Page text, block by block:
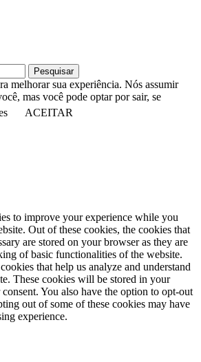
melhorar sua experiência. Nós assumir
mas você pode optar por sair, se
ACEITAR
to improve your experience while you
Out of these cookies, the cookies that
are stored on your browser as they are
of basic functionalities of the website.
that help us analyze and understand
These cookies will be stored in your
You also have the option to opt-out
out of some of these cookies may have
experience.